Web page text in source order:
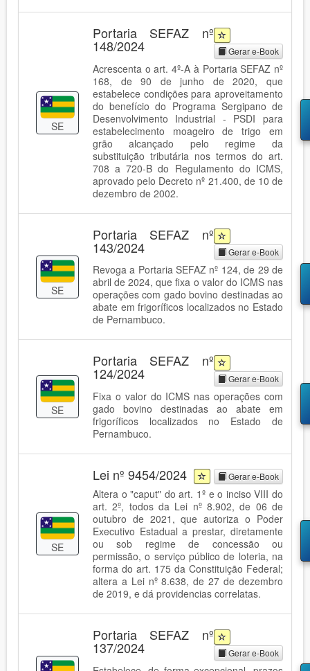
SE
Portaria SEFAZ nº
148/2024 Gerar e-Book
Acrescenta o art. 4º-A à Portaria SEFAZ nº
168, de 90 de junho de 2020, que
estabelece condições para aproveitamento
do benefício do Programa Sergipano de
Desenvolvimento Industrial - PSDI para
estabelecimento moageiro de trigo em
grão alcançado pelo regime da
substituição tributária nos termos do art.
708 a 720-B do Regulamento do ICMS,
aprovado pelo Decreto nº 21.400, de 10 de
dezembro de 2002.
SE
Portaria SEFAZ nº
143/2024 Gerar e-Book
Revoga a Portaria SEFAZ nº 124, de 29 de
abril de 2024, que fixa o valor do ICMS nas
operações com gado bovino destinadas ao
abate em frigoríficos localizados no Estado
de Pernambuco.
SE
Portaria SEFAZ nº
124/2024 Gerar e-Book
Fixa o valor do ICMS nas operações com
gado bovino destinadas ao abate em
frigoríficos localizados no Estado de
Pernambuco.
SE
Lei nº 9454/2024 Gerar e-Book
Altera o "caput" do art. 1º e o inciso VIII do
art. 2º, todos da Lei nº 8.902, de 06 de
outubro de 2021, que autoriza o Poder
Executivo Estadual a prestar, diretamente
ou sob regime de concessão ou
permissão, o serviço público de loteria, na
forma do art. 175 da Constituição Federal;
altera a Lei nº 8.638, de 27 de dezembro
de 2019, e dá providencias correlatas.
Portaria SEFAZ nº
137/2024 Gerar e-Book